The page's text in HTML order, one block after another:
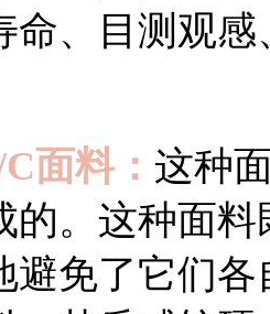
命、目测观
面料： 这种
的。这种面
避免了它们